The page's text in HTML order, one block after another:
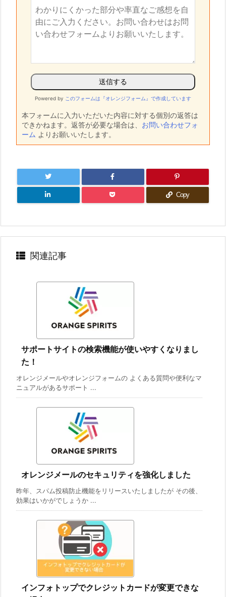
Powered by このフォームは『オレンジフォーム』で作成しています
本フォームに入力いただいた内容に対する個別の返答は
できかねます。返答が必要な場合は、 お問い合わせフォ
ーム よりお願いいたします。
Copy
関連記事
サポートサイトの検索機能が使いやすくなりまし
た！
オレンジメールやオレンジフォームの よくある質問や便利なマ
ニュアルがあるサポート ...
オレンジメールのセキュリティを強化しました
昨年、スパム投稿防止機能をリリースいたしましたが その後、
効果はいかがでしょうか ...
インフォトップでクレジットカードが変更できな